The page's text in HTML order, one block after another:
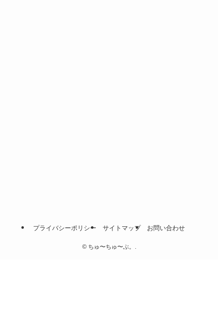
プライバシーポリシー サイトマップ お問い合わせ
©ちゅ〜ちゅ〜ぶ。.